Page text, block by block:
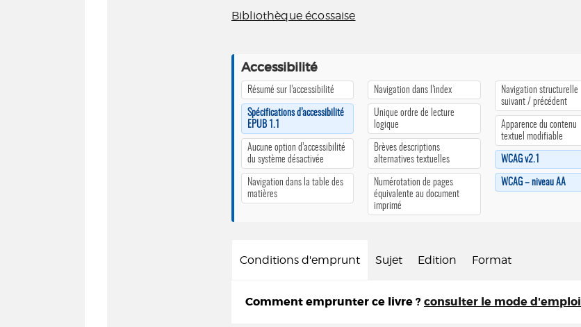
Bibliothèque écossaise
Accessibilité
Résumé sur l’accessibilité
Spécifications d’accessibilité
EPUB 1.1
Aucune option d’accessibilité
du système désactivée
Navigation dans la table des
matières
Navigation dans l’index
Unique ordre de lecture
logique
Brèves descriptions
alternatives textuelles
Numérotation de pages
équivalente au document
imprimé
Navigation structurelle
suivant / précédent
Apparence du contenu
textuel modifiable
WCAG v2.1
WCAG – niveau AA
Conditions d'emprunt Sujet Edition Format
Comment emprunter ce livre ? consulter le mode d'emploi